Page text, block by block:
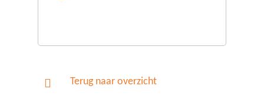
Terug naar overzicht